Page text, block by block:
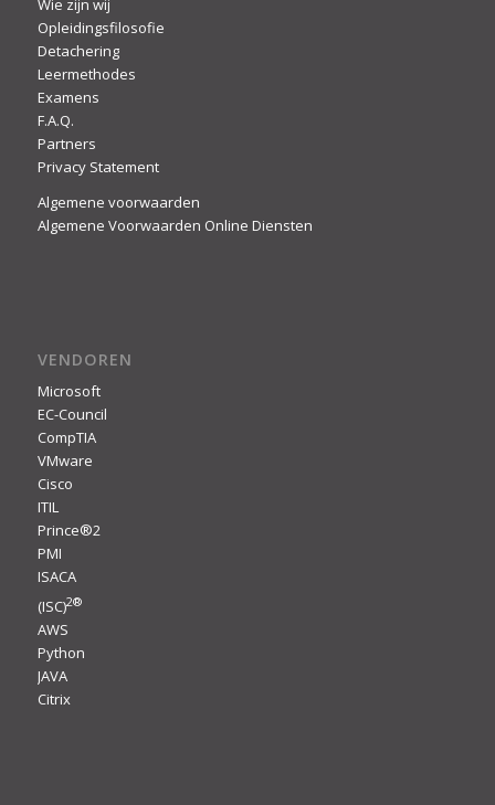
Wie zijn wij
Opleidingsfilosofie
Detachering
Leermethodes
Examens
F.A.Q.
Partners
Privacy Statement
Algemene voorwaarden
Algemene Voorwaarden Online Diensten
VENDOREN
Microsoft
EC-Council
CompTIA
VMware
Cisco
ITIL
Prince®2
PMI
ISACA
(ISC)2®
AWS
Python
JAVA
Citrix